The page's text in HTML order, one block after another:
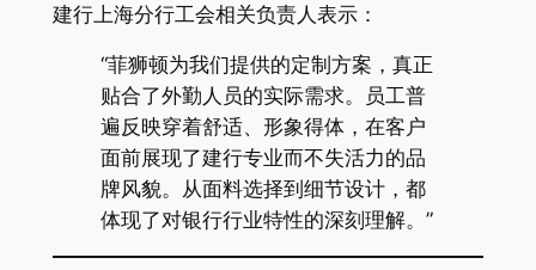
建行上海分行工会相关负责人表示：
“菲狮顿为我们提供的定制方案，真正
贴合了外勤人员的实际需求。员工普
遍反映穿着舒适、形象得体，在客户
面前展现了建行专业而不失活力的品
牌风貌。从面料选择到细节设计，都
体现了对银行行业特性的深刻理解。”